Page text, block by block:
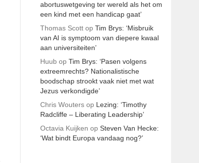
abortuswetgeving ter wereld als het om
een kind met een handicap gaat’
Thomas Scottop Tim Brys: ‘Misbruik
van AI is symptoom van diepere kwaal
aan universiteiten’
Huubop Tim Brys: ‘Pasen volgens
extreemrechts? Nationalistische
boodschap strookt vaak niet met wat
Jezus verkondigde’
Chris Woutersop Lezing: ‘Timothy
Radcliffe – Liberating Leadership’
Octavia Kuijken op Steven Van Hecke:
‘Wat bindt Europa vandaag nog?’